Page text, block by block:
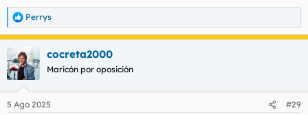
R
e
a
c
c
i
e
Perrys
cocreta2000
Maricón por oposición
5 Ago 2025 #29